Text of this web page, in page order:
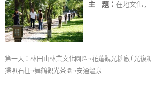
主 題： 在地文化,
第一天：林田山林業文化園區→花蓮觀光糖廠(光復
掃叭石柱→舞鶴觀光茶園→安通溫泉